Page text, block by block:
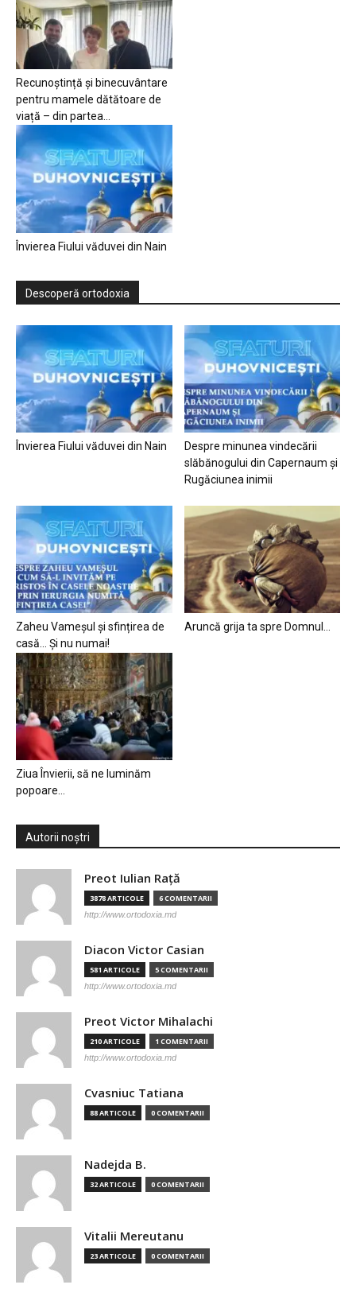
Recunoștință și binecuvântare
pentru mamele dătătoare de
viață – din partea...
Învierea Fiului văduvei din Nain
Descoperă ortodoxia
Învierea Fiului văduvei din Nain
Despre minunea vindecării
slăbănogului din Capernaum și
Rugăciunea inimii
Zaheu Vameșul și sfințirea de
casă… Și nu numai!
Aruncă grija ta spre Domnul…
Ziua Învierii, să ne luminăm
popoare…
Autorii noștri
Preot Iulian Raţă
3878 ARTICOLE 6 COMENTARII
http://www.ortodoxia.md
Diacon Victor Casian
581 ARTICOLE 5 COMENTARII
http://www.ortodoxia.md
Preot Victor Mihalachi
210 ARTICOLE 1 COMENTARII
http://www.ortodoxia.md
Cvasniuc Tatiana
88 ARTICOLE 0 COMENTARII
Nadejda B.
32 ARTICOLE 0 COMENTARII
Vitalii Mereutanu
23 ARTICOLE 0 COMENTARII